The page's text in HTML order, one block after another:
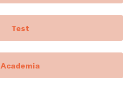
Test
Academia